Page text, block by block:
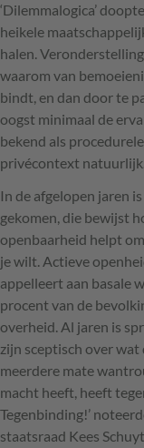
‘Dilemmalogica’
heikele
halen.
waarom van
bindt, en dan door te
oogst minimaal de
bekend als
privécontext
In de afgelopen jaren
gekomen, die bewijst
openbaarheid helpt
je wilt. Actieve
appelleert aan basale
procent van de
overheid. Al jaren is
zijn sceptisch over
meerdere mate
macht heeft, heeft
Tegenbinding!’
staatsraad Kees